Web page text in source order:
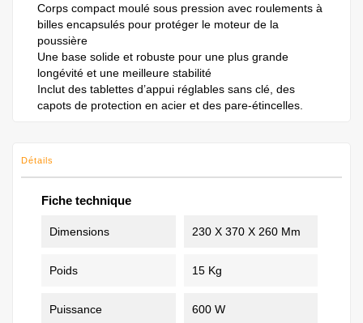
Corps compact moulé sous pression avec roulements à
billes encapsulés pour protéger le moteur de la
poussière
Une base solide et robuste pour une plus grande
longévité et une meilleure stabilité
Inclut des tablettes d’appui réglables sans clé, des
capots de protection en acier et des pare-étincelles.
Détails
Fiche technique
Dimensions 230 X 370 X 260 Mm
Poids 15 Kg
Puissance 600 W